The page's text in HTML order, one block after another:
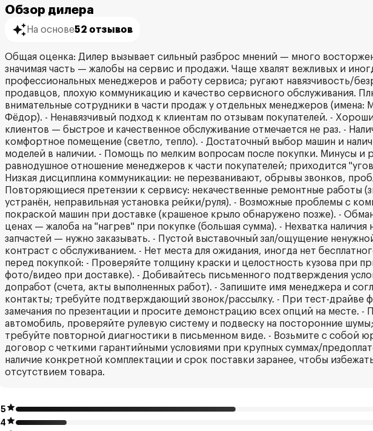
Обзор дилера
На основе52 отзывов
Общая оценка: Дилер вызывает сильный разброс мнений — много
значимая часть — жалобы на сервис и продажи. Чаще хвалят вежливых и
профессиональных менеджеров и работу сервиса; ругают навязчивость/
продавцов, плохую коммуникацию и качество сервисного обслуживания.
внимательные сотрудники в части продаж у отдельных менеджеров (имена:
Фёдор). - Ненавязчивый подход к клиентам по отзывам покупателей. -
клиентов — быстрое и качественное обслуживание отмечается не раз. -
комфортное помещение (светло, тепло). - Достаточный выбор машин и
моделей в наличии. - Помощь по мелким вопросам после покупки. Минусы и
равнодушное отношение менеджеров к части покупателей; приходится
Низкая дисциплина коммуникации: не перезванивают, обрывы звонков,
Повторяющиеся претензии к сервису: некачественные ремонтные работы
устранён, неправильная установка рейки/руля). - Возможные проблемы с
покраской машин при доставке (крашеное крыло обнаружено позже). -
ценах — жалоба на "нагрев" при покупке (большая сумма). - Нехватка
запчастей — нужно заказывать. - Пустой выставочный зал/ощущение
контраст с обслуживанием. - Нет места для ожидания, иногда нет
перед покупкой: - Проверяйте толщину краски и целостность кузова при
фото/видео при доставке). - Добивайтесь письменного подтверждения
допработ (счета, акты выполненных работ). - Запишите имя менеджера и
контакты; требуйте подтверждающий звонок/рассылку. - При тест-драйве
замечания по презентации и просите демонстрацию всех опций на месте. -
автомобиль, проверяйте рулевую систему и подвеску на посторонние
требуйте повторной диагностики в письменном виде. - Возьмите с собой
договор с четкими гарантийными условиями при крупных суммах/
наличие конкретной комплектации и срок поставки заранее, чтобы
отсутствием товара.
5
4